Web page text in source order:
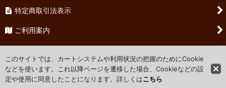
特定商取引法表示
ご利用案内
Powered byおちゃのこネット ネットショップ作成サービス
このサイトでは、カートシステムや利用状況の把握のためにCookie
などを使います。これ以降ページを遷移した場合、Cookieなどの設
定や使用に同意したことになります。詳しくはこちら